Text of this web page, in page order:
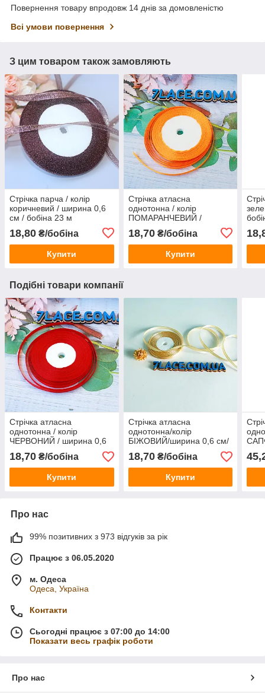
Повернення товару впродовж 14 днів за домовленістю
Всі умови повернення
З цим товаром також замовляють
Стрічка парча / колір
коричневий / ширина 0,6
см / бобіна 23 м
18,80 ₴/бобіна
Купити
Стрічка атласна
однотонна / колір
ПОМАРАНЧЕВИЙ /
ширина 0,6 см / бобіна 23
м
18,70₴/бобіна
Купити
Подібні товари компанії
Стрічка атласна
однотонна / колір
ЧЕРВОНИЙ / ширина 0,6
см / бобіна 23 м
18,70 ₴/бобіна
Купити
Стрічка атласна
однотонна/колір
БІЖОВИЙ/ширина 0,6 см/
бобіна 23 м
18,70₴/бобіна
Купити
см/
Про нас
99% позитивних з 973 відгуків за рік
Працює з 06.05.2020
м. Одеса
Одеса, Україна
Контакти
Сьогодні працює з 07:00 до 14:00
Показати весь графік роботи
Про нас